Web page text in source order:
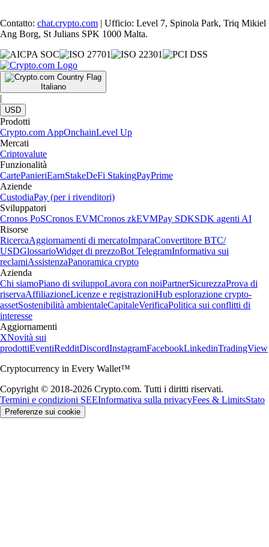
Contatto: chat.crypto.com | Ufficio: Level 7, Spinola Park, Triq Mikiel
Ang Borg, St Julians SPK 1000 Malta.
Italiano
|
USD
Prodotti
Crypto.com AppOnchainLevel Up
Mercati
Criptovalute
Funzionalità
CartePanieriEarnStakeDeFi StakingPayPrime
Aziende
CustodiaPay (per i rivenditori)
Sviluppatori
Cronos PoSCronos EVMCronos zkEVMPay SDKSDK agenti AI
Risorse
RicercaAggiornamenti di mercatoImparaConvertitore BTC/
USDGlossarioWidget di prezzoBot TelegramInformativa sui
reclamiAssistenzaPanoramica crypto
Azienda
Chi siamoPiano di sviluppoLavora con noiPartnerSicurezzaProva di
riservaAffiliazioneLicenze e registrazioniHub esplorazione crypto-
assetSostenibilità ambientaleCapitaleVerificaPolitica sui conflitti di
interesse
Aggiornamenti
XNovità sui
prodottiEventiRedditDiscordInstagramFacebookLinkedinTradingView
Cryptocurrency in Every Wallet™
Copyright © 2018-2026 Crypto.com. Tutti i diritti riservati.
Termini e condizioni SEEInformativa sulla privacyFees & LimitsStato
Preferenze sui cookie